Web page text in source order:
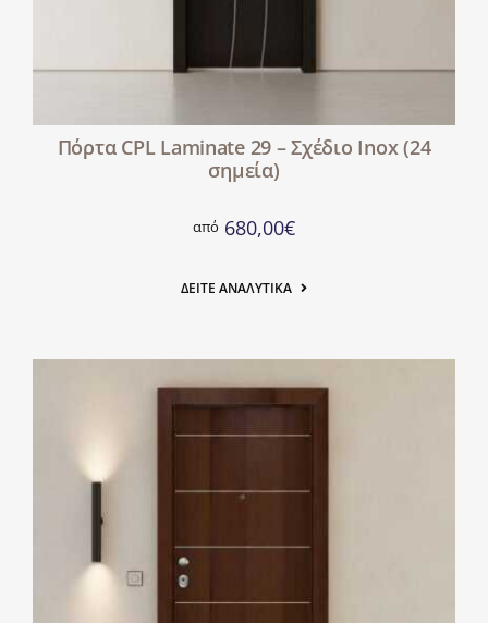
Πόρτα CPL Laminate 29 – Σχέδιο Inox (24
σημεία)
από 680,00€
ΔΕΊΤΕ ΑΝΑΛΥΤΙΚΆ